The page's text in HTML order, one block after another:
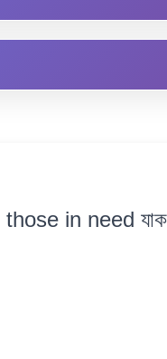
in need যাক